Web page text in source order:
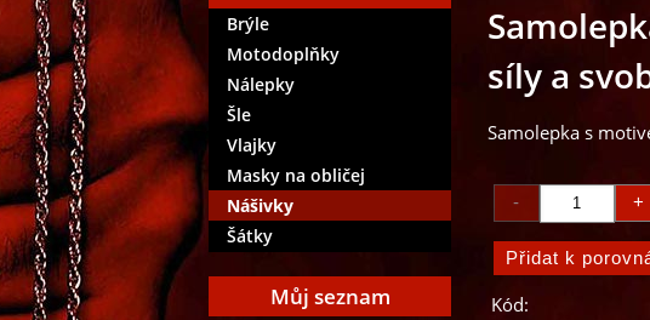
síly a
Samolepka s
Kód:
Brýle
Motodoplňky
Nálepky
Šle
Vlajky
Masky na obličej
Nášivky
Šátky
Můj seznam